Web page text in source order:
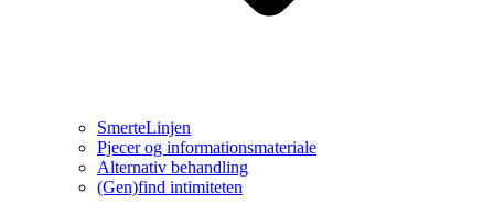
SmerteLinjen
Pjecer og informationsmateriale
Alternativ behandling
(Gen)find intimiteten